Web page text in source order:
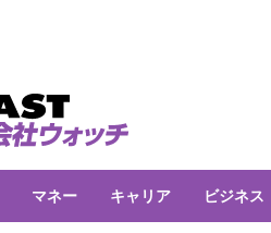
マネー キャリア ビジネス